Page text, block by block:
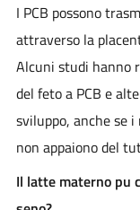
I PCB possono
attraverso la
Alcuni studi hanno
del feto a PCB e
sviluppo, anche se
non appaiono del
Il latte materno pu